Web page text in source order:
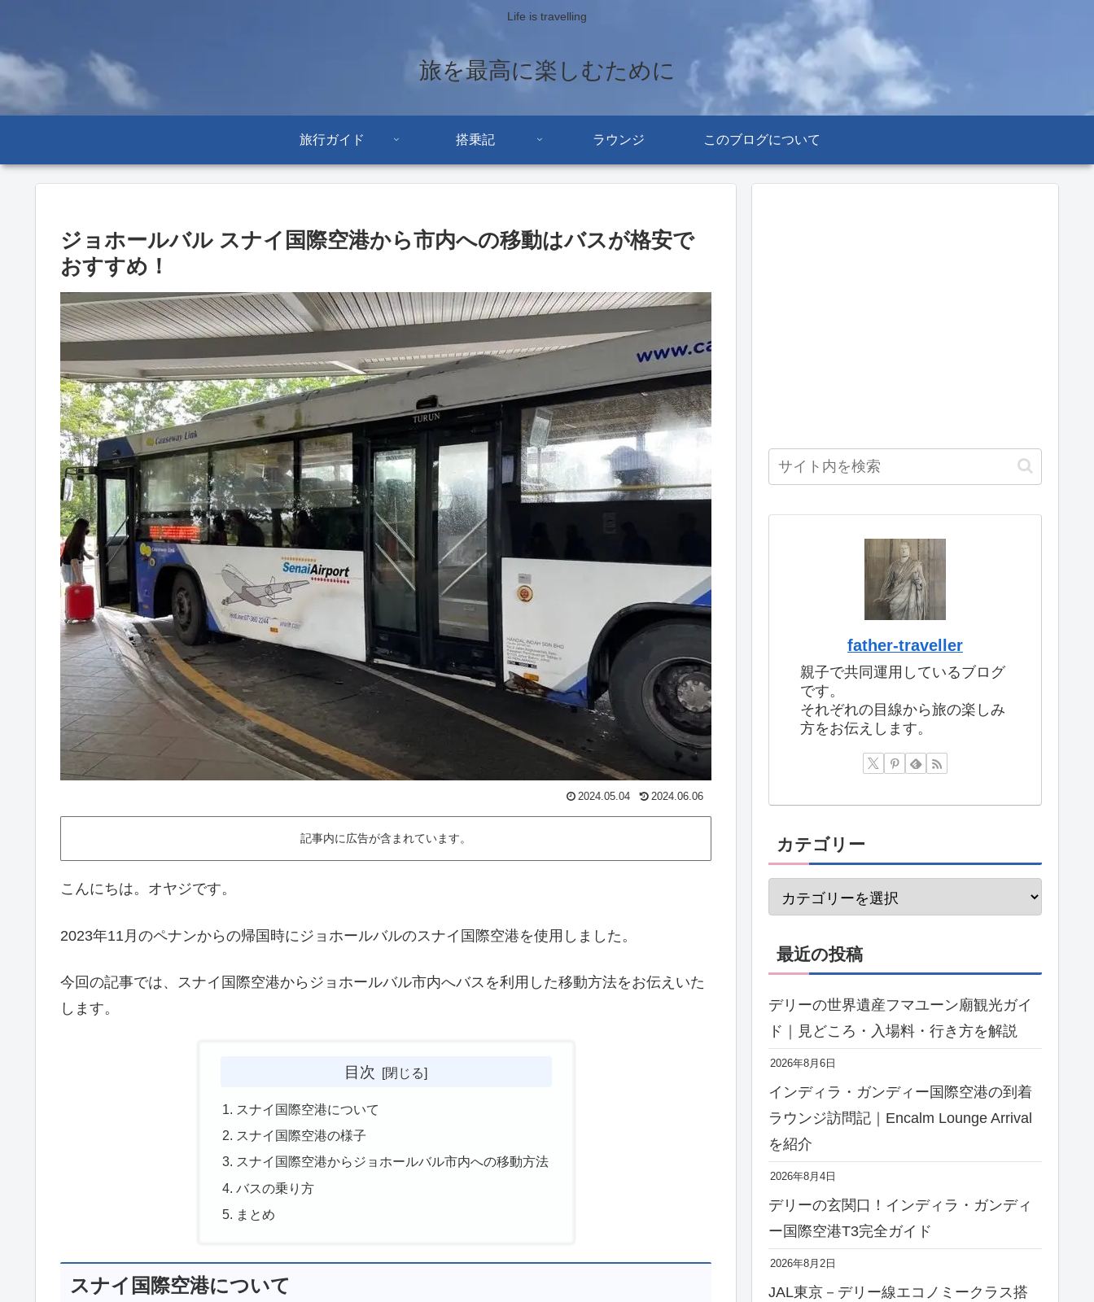
Life is travelling
旅を最高に楽しむために
旅行ガイド 搭乗記 ラウンジ このブログについて
ジョホールバル スナイ国際空港から市内への移動はバスが格安で
おすすめ！
2024.05.04 2024.06.06
記事内に広告が含まれています。
こんにちは。オヤジです。
2023年11月のペナンからの帰国時にジョホールバルのスナイ国際空港を使用しました。
今回の記事では、スナイ国際空港からジョホールバル市内へバスを利用した移動方法をお伝えいた
します。
目次
スナイ国際空港について
スナイ国際空港の様子
スナイ国際空港からジョホールバル市内への移動方法
バスの乗り方
まとめ
スナイ国際空港について
father-traveller
親子で共同運用しているブログ
です。
それぞれの目線から旅の楽しみ
方をお伝えします。
カテゴリー
最近の投稿
デリーの世界遺産フマユーン廟観光ガイ
ド｜見どころ・入場料・行き方を解説
2026年8月6日
インディラ・ガンディー国際空港の到着
ラウンジ訪問記｜Encalm Lounge Arrival
を紹介
2026年8月4日
デリーの玄関口！インディラ・ガンディ
ー国際空港T3完全ガイド
2026年8月2日
JAL東京－デリー線エコノミークラス搭